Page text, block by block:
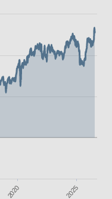
2020 2025